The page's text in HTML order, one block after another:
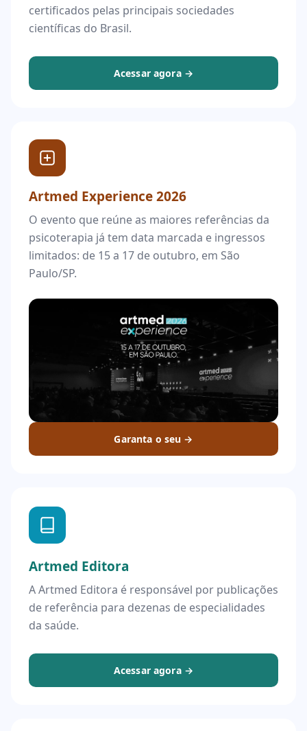
certificados pelas principais sociedades
científicas do Brasil.
Acessar agora →
Artmed Experience 2026
O evento que reúne as maiores referências da
psicoterapia já tem data marcada e ingressos
limitados: de 15 a 17 de outubro, em São
Paulo/SP.
Garanta o seu →
Artmed Editora
A Artmed Editora é responsável por publicações
de referência para dezenas de especialidades
da saúde.
Acessar agora →